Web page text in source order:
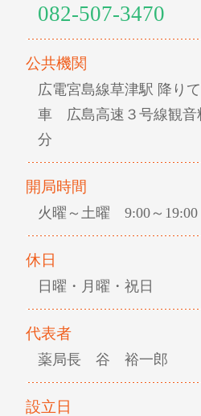
082-507-3470
公共機関
広電宮島線草津駅 降り
車 広島高速３号線観音
分
開局時間
火曜～土曜 9:00～19:00
休日
日曜・月曜・祝日
代表者
薬局長 谷 裕一郎
設立日